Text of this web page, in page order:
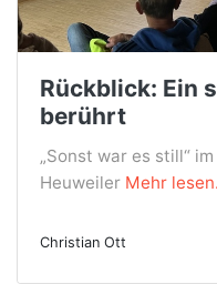
Rückblick: Ein
berührt
„Sonst war es still“
Heuweiler Mehr
Christian Ott